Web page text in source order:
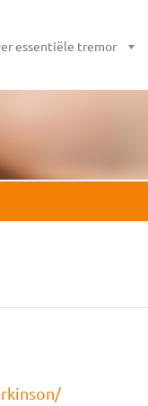
essentiële tremor